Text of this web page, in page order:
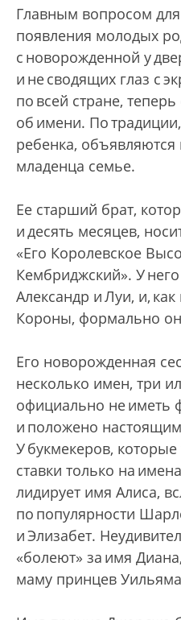
Главным вопросом
появления молодых
с новорожденной у
и не сводящих глаз с
по всей стране,
об имени. По
ребенка, объявляются
младенца семье.
Ее старший брат,
и десять месяцев,
«Его Королевское
Кембриджский». У
Александр и Луи, и,
Короны, формально
Его новорожденная
несколько имен, три
официально не иметь
и положено
У букмекеров,
ставки только на
лидирует имя Алиса,
по популярности
и Элизабет.
«болеют» за имя
маму принцев